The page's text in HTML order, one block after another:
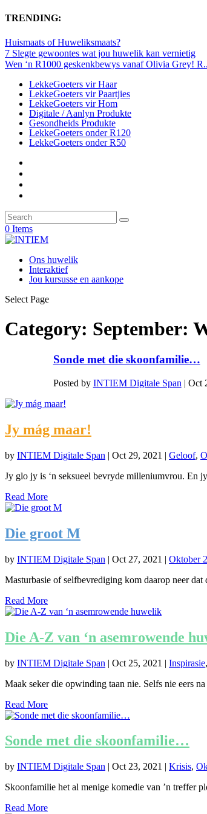
TRENDING:
Huismaats of Huweliksmaats?
7 Slegte gewoontes wat jou huwelik kan vernietig
Wen ‘n R1000 geskenkbewys vanaf Olivia Grey!
LekkeGoeters vir Haar
LekkeGoeters vir Paartjies
LekkeGoeters vir Hom
Digitale / Aanlyn Produkte
Gesondheids Produkte
LekkeGoeters onder R120
LekkeGoeters onder R50
0 Items
Ons huwelik
Interaktief
Jou kursusse en aankope
Select Page
Category: September:
Sonde met die skoonfamilie…
Posted by INTIEM Digitale Span | Oct
Jy mág maar!
by INTIEM Digitale Span | Oct 29, 2021 | Geloof,
Jy glo jy is ‘n seksueel bevryde milleniumvrou. En
Read More
Die groot M
by INTIEM Digitale Span | Oct 27, 2021 | Oktober
Masturbasie of selfbevrediging kom daarop neer
Read More
Die A-Z van ‘n asemrowende
by INTIEM Digitale Span | Oct 25, 2021 | Inspirasie,
Maak seker die opwinding taan nie. Selfs nie eers
Read More
Sonde met die skoonfamilie…
by INTIEM Digitale Span | Oct 23, 2021 | Krisis,
Skoonfamilie het al menige komedie van ’n treffer
Read More